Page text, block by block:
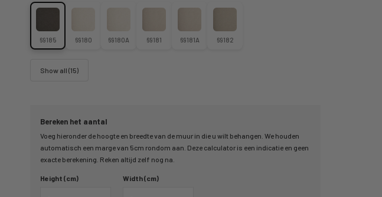
Bereken het aantal
Voeg hieronder de hoogte en breedte van de muur in die u wilt behangen. We houden
automatisch een marge van 5cm rondom aan. Deze calculator is een indicatie en geen
exacte berekening. Reken altijd zelf nog na.
Height (cm) Width (cm)
69185 69180 69180A 69181 69181A 69182
Show all (15)